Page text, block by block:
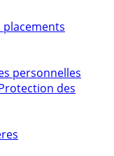
personnelles
des